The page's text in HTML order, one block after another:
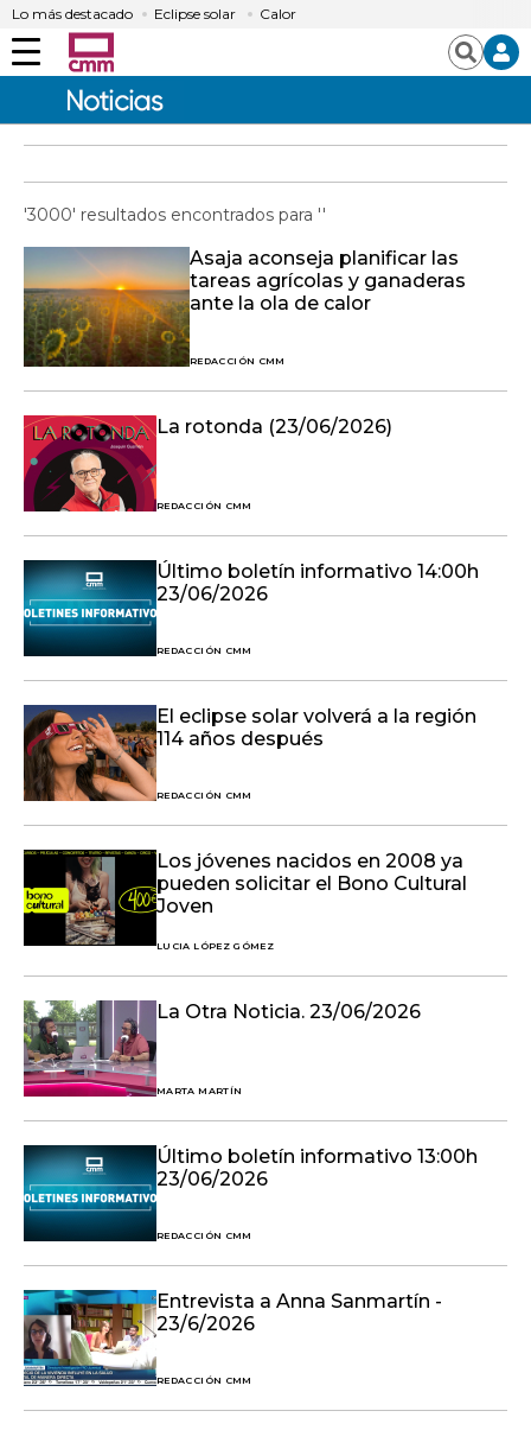
Lo más destacado Eclipse solar Calor
Menú Buscar
'3000' resultados encontrados para ''
Asaja aconseja planificar las
tareas agrícolas y ganaderas
ante la ola de calor
REDACCIÓN CMM
La rotonda (23/06/2026)
REDACCIÓN CMM
Último boletín informativo 14:00h
23/06/2026
REDACCIÓN CMM
El eclipse solar volverá a la región
114 años después
REDACCIÓN CMM
Los jóvenes nacidos en 2008 ya
pueden solicitar el Bono Cultural
Joven
LUCIA LÓPEZ GÓMEZ
La Otra Noticia. 23/06/2026
MARTA MARTÍN
Último boletín informativo 13:00h
23/06/2026
REDACCIÓN CMM
Entrevista a Anna Sanmartín -
23/6/2026
REDACCIÓN CMM